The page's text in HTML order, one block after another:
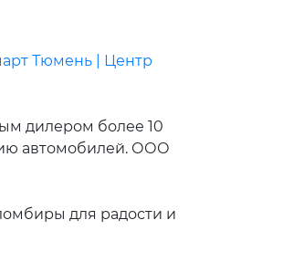
Тюмень | Центр
дилером более 10
автомобилей. ООО
для радости и